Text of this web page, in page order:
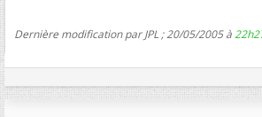
Dernière modification par JPL ; 20/05/2005 à